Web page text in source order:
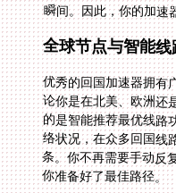
瞬间。因此，你的加速
全球节点与智能
优秀的回国加速器拥有
论你是在北美、欧洲还
的是智能推荐最优线路
络状况，在众多回国
条。你不再需要手动反
你准备好了最佳路径。